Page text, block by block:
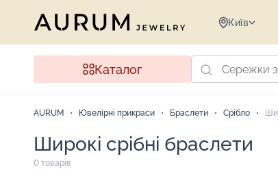
Київ
Каталог
AURUM Ювелірні прикраси Браслети Срібло
Широкі срібні браслети
0 товарів